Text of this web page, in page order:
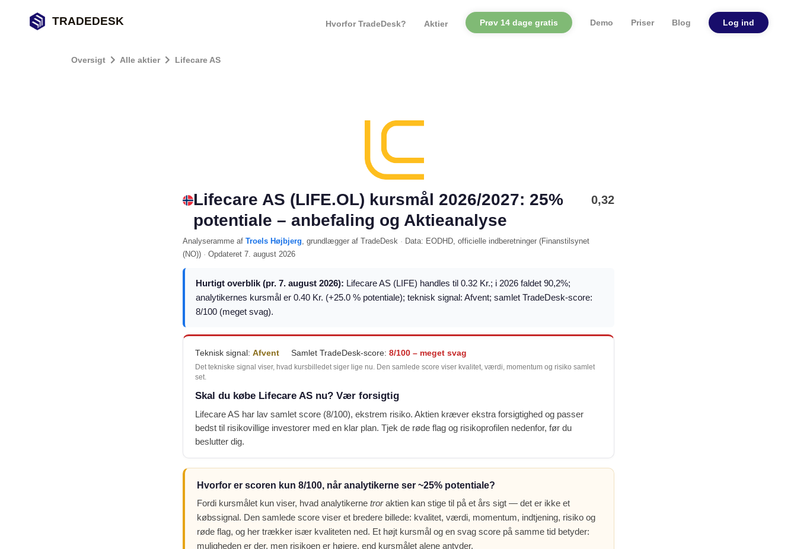
TRADEDESK Log ind
Blog
Priser
Demo
Prøv 14 dage gratis
Aktier
Hvorfor TradeDesk?
Oversigt Alle aktier Lifecare AS
Lifecare AS (LIFE.OL) kursmål 2026/2027: 25%
potentiale – anbefaling og Aktieanalyse
0,32
Analyseramme af Troels Højbjerg, grundlægger af TradeDesk · Data: EODHD, officielle indberetninger (Finanstilsynet
(NO)) · Opdateret 7. august 2026
Hurtigt overblik (pr. 7. august 2026): Lifecare AS (LIFE) handles til 0.32 Kr.; i 2026 faldet 90,2%;
analytikernes kursmål er 0.40 Kr. (+25.0 % potentiale); teknisk signal: Afvent; samlet TradeDesk-score:
8/100 (meget svag).
Teknisk signal: Afvent Samlet TradeDesk-score: 8/100 – meget svag
Det tekniske signal viser, hvad kursbilledet siger lige nu. Den samlede score viser kvalitet, værdi, momentum og risiko samlet
set.
Skal du købe Lifecare AS nu? Vær forsigtig
Lifecare AS har lav samlet score (8/100), ekstrem risiko. Aktien kræver ekstra forsigtighed og passer
bedst til risikovillige investorer med en klar plan. Tjek de røde flag og risikoprofilen nedenfor, før du
beslutter dig.
Hvorfor er scoren kun 8/100, når analytikerne ser ~25% potentiale?
Fordi kursmålet kun viser, hvad analytikerne troraktien kan stige til på et års sigt — det er ikke et
købssignal. Den samlede score viser et bredere billede: kvalitet, værdi, momentum, indtjening, risiko og
røde flag, og her trækker især kvaliteten ned. Et højt kursmål og en svag score på samme tid betyder:
muligheden er der, men risikoen er højere, end kursmålet alene antyder.